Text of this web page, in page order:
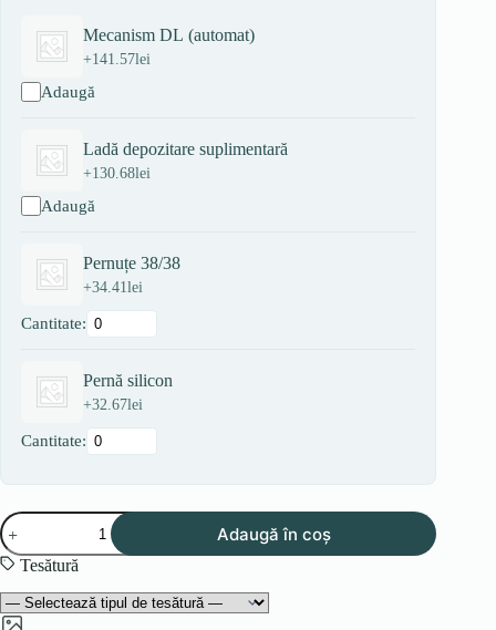
Mecanism DL (automat)
+141.57lei
Adaugă
Ladă depozitare suplimentară
+130.68lei
Adaugă
Pernuțe 38/38
+34.41lei
Cantitate:
Pernă silicon
+32.67lei
Cantitate:
Cantitate
Canapea
COLT
Adaugă în coș
Tesătură